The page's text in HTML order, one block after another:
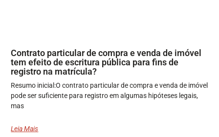
Contrato particular de compra e venda de imóvel
tem efeito de escritura pública para fins de
registro na matrícula?
Resumo inicial:O contrato particular de compra e venda de imóvel
pode ser suficiente para registro em algumas hipóteses legais,
mas
Leia Mais